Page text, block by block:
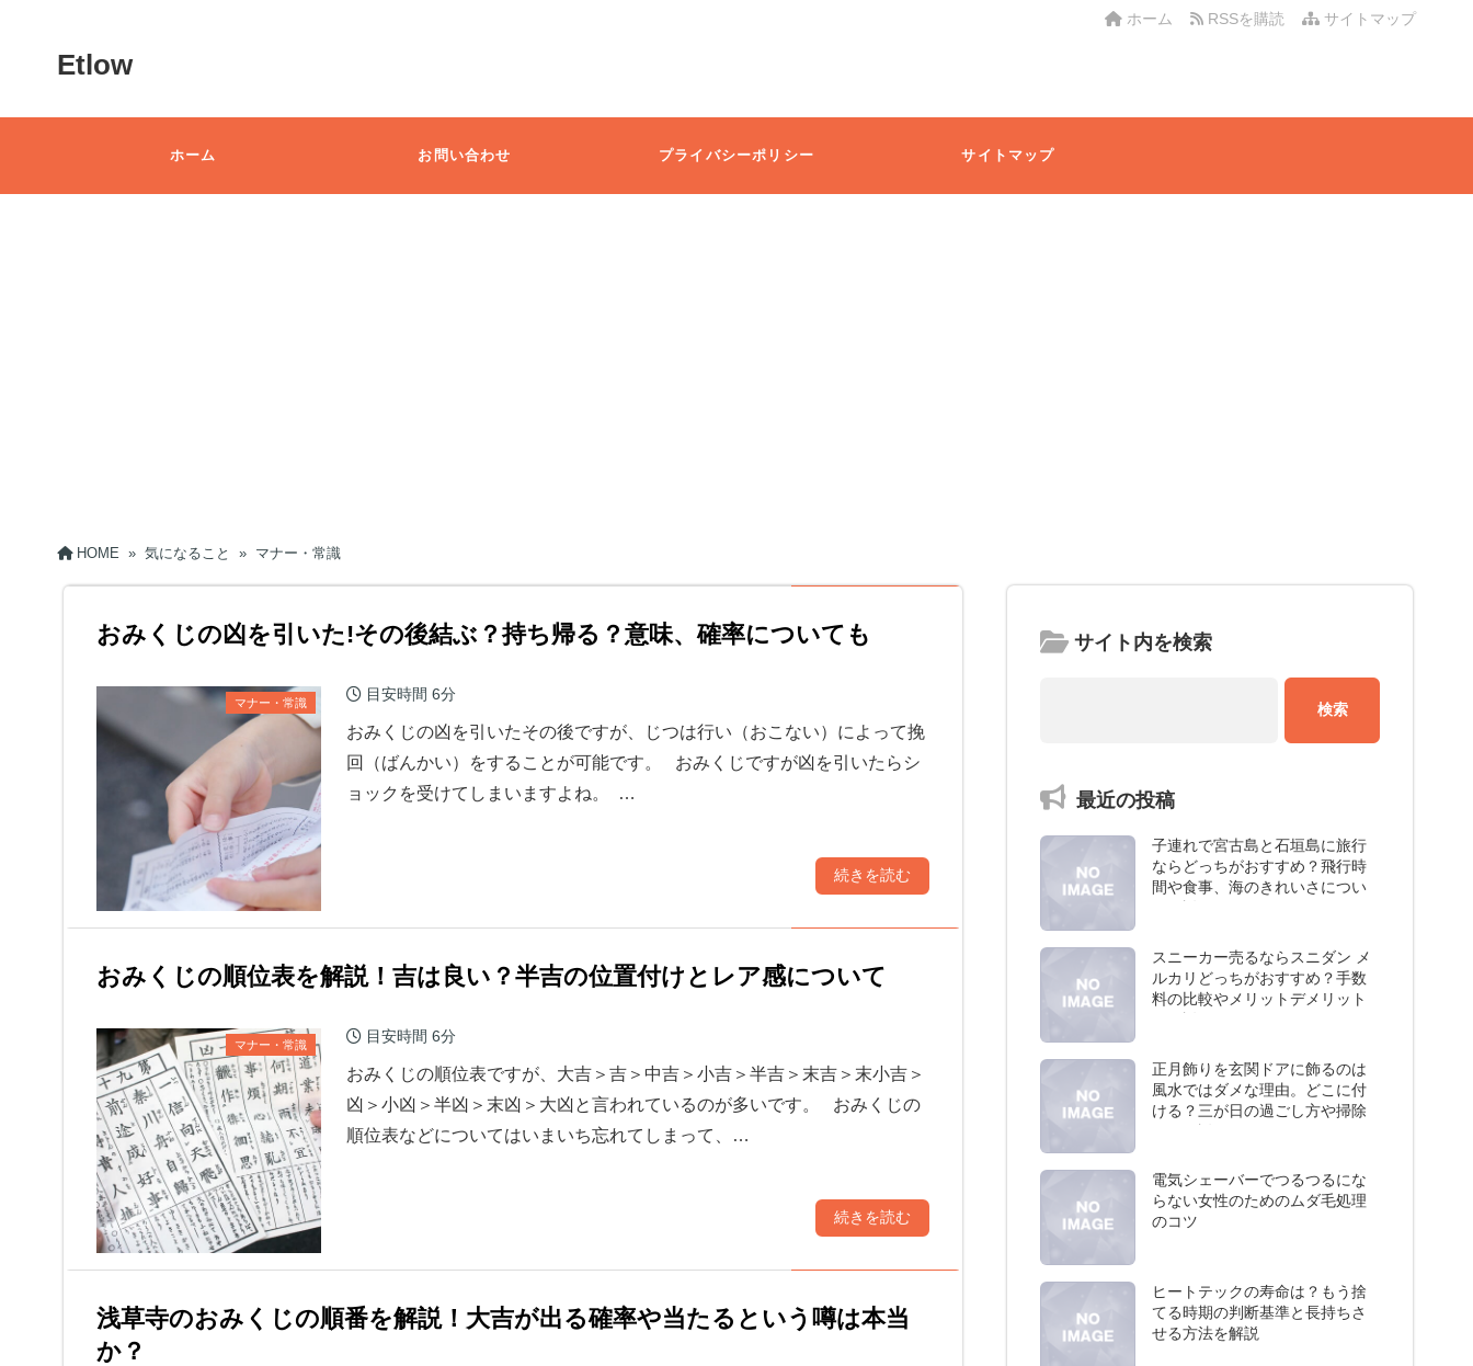
サイトマップ
RSSを購読
ホーム
Etlow
ホーム お問い合わせ プライバシーポリシー サイトマップ
HOME » 気になること » マナー・常識
おみくじの凶を引いた!その後結ぶ？持ち帰る？意味、確率についても
マナー・常識 目安時間 6分
おみくじの凶を引いたその後ですが、じつは行い（おこない）によって挽
回（ばんかい）をすることが可能です。 おみくじですが凶を引いたらシ
ョックを受けてしまいますよね。 …
続きを読む
おみくじの順位表を解説！吉は良い？半吉の位置付けとレア感について
マナー・常識 目安時間 6分
おみくじの順位表ですが、大吉＞吉＞中吉＞小吉＞半吉＞末吉＞末小吉＞
凶＞小凶＞半凶＞末凶＞大凶と言われているのが多いです。 おみくじの
順位表などについてはいまいち忘れてしまって、…
続きを読む
浅草寺のおみくじの順番を解説！大吉が出る確率や当たるという噂は本当
か？
サイト内を検索
最近の投稿
子連れで宮古島と石垣島に旅行
ならどっちがおすすめ？飛行時
間や食事、海のきれいさについ
スニーカー売るならスニダン メ
ルカリどっちがおすすめ？手数
料の比較やメリットデメリット
正月飾りを玄関ドアに飾るのは
風水ではダメな理由。どこに付
ける？三が日の過ごし方や掃除
など解説
電気シェーバーでつるつるにな
らない女性のためのムダ毛処理
のコツ
ヒートテックの寿命は？もう捨
てる時期の判断基準と長持ちさ
せる方法を解説